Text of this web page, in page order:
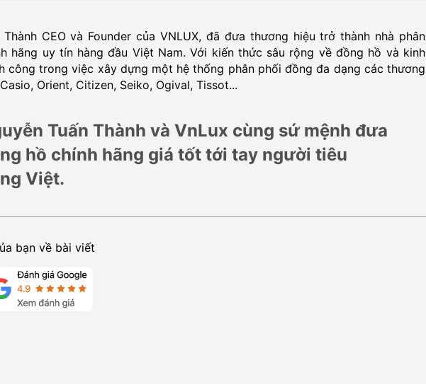
Thành CEO và Founder của VNLUX, đã đưa thương hiệu trở thành nhà phân
hãng uy tín hàng đầu Việt Nam. Với kiến thức sâu rộng về đồng hồ và kinh
công trong việc xây dựng một hệ thống phân phối đồng đa dạng các thương
Orient, Citizen, Seiko, Ogival, Tissot...
Tuấn Thành và VnLux cùng sứ mệnh đưa
hồ chính hãng giá tốt tới tay người tiêu
Việt.
bạn về bài viết